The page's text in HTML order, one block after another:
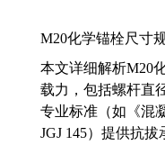
M20化学锚栓尺寸
本文详细解析M20
载力，包括螺杆直
专业标准（如《混
JGJ 145）提供抗